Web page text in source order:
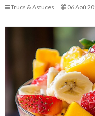
Trucs & Astuces 06 Aoû